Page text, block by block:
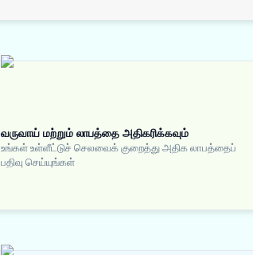
வருவாய் மற்றும் லாபத்தை அதிகரிக்கவும்
உங்கள் உள்ளீட்டுச் செலவைக் குறைத்து அதிக லாபத்தைப்
பதிவு செய்யுங்கள்